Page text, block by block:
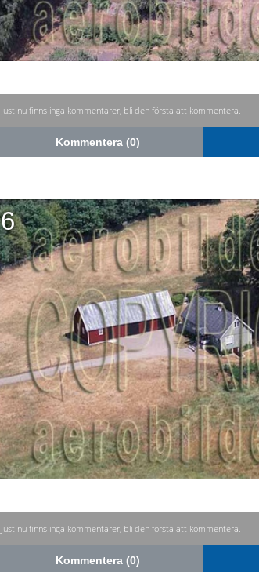
Just nu finns inga kommentarer, bli den första att kommentera.
Kommentera (0)
6
Just nu finns inga kommentarer, bli den första att kommentera.
Kommentera (0)